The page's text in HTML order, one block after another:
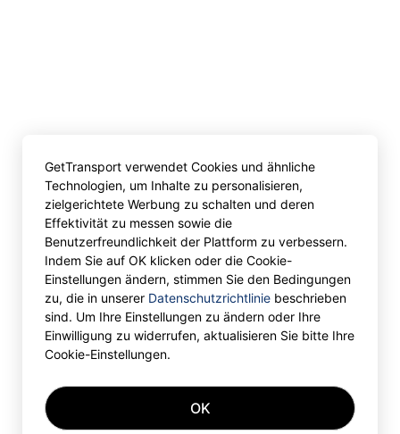
GetTransport verwendet Cookies und ähnliche
Technologien, um Inhalte zu personalisieren,
zielgerichtete Werbung zu schalten und deren
Effektivität zu messen sowie die
Benutzerfreundlichkeit der Plattform zu verbessern.
Indem Sie auf OK klicken oder die Cookie-
Einstellungen ändern, stimmen Sie den Bedingungen
zu, die in unserer Datenschutzrichtlinie beschrieben
sind. Um Ihre Einstellungen zu ändern oder Ihre
Einwilligung zu widerrufen, aktualisieren Sie bitte Ihre
Cookie-Einstellungen.
OK